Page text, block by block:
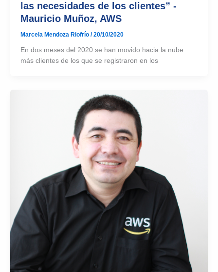
las necesidades de los clientes” -
Mauricio Muñoz, AWS
Marcela Mendoza Riofrío /20/10/2020
En dos meses del 2020 se han movido hacia la nube
más clientes de los que se registraron en los